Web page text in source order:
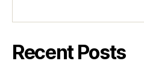
Recent Posts